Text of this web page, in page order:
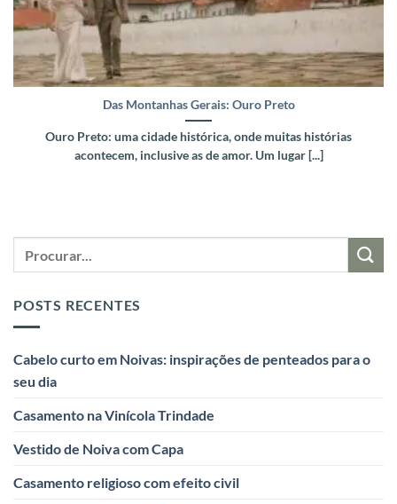
Das Montanhas Gerais: Ouro Preto
Ouro Preto: uma cidade histórica, onde muitas histórias
acontecem, inclusive as de amor. Um lugar [...]
POSTS RECENTES
Cabelo curto em Noivas: inspirações de penteados para o
seu dia
Casamento na Vinícola Trindade
Vestido de Noiva com Capa
Casamento religioso com efeito civil